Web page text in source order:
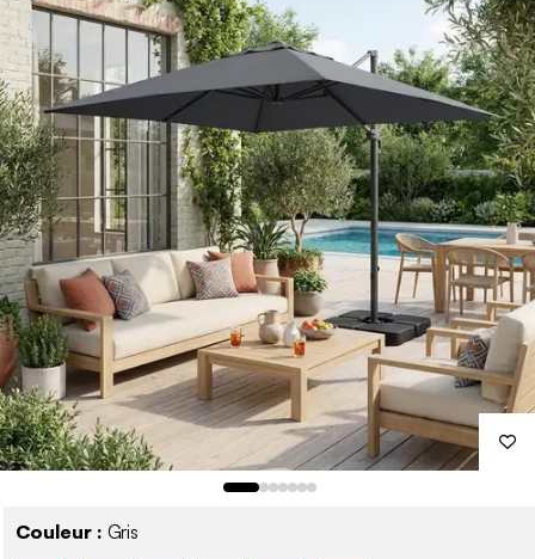
Couleur : Gris